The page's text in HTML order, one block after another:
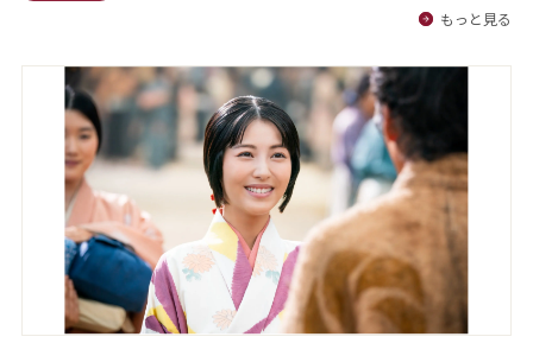
もっと見る